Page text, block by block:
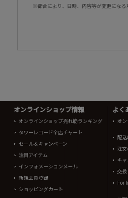
※都合により、日時、内容等が変更になる
オンラインショップ情報
オンラインショップ売れ筋ランキング
タワーレコード全店チャート
セール＆キャンペーン
注目アイテム
インフォメーションメール
新規会員登録
ショッピングカート
よく
オ
配
注
キ
交換
For